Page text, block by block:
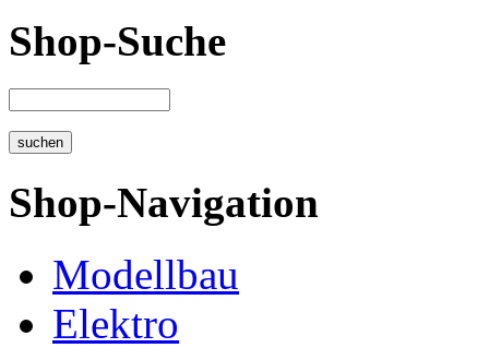
Shop-Suche
Shop-Navigation
Modellbau
Elektro